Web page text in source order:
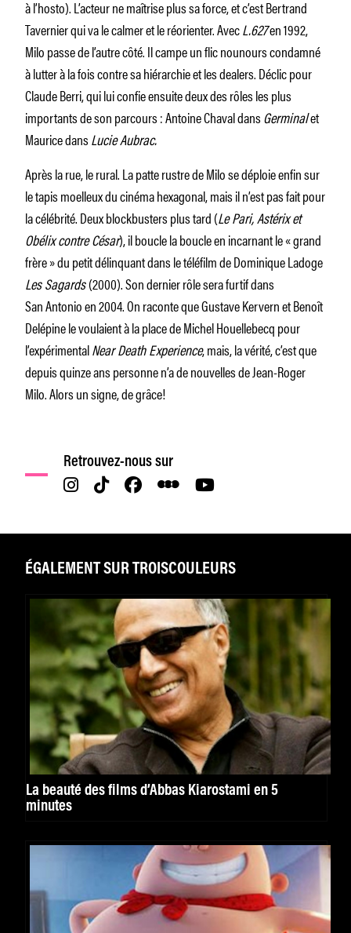
à l’hosto). L’acteur ne maîtrise plus sa force, et c’est Bertrand
Tavernier qui va le calmer et le réorienter. AvecL.627en 1992,
Milo passe de l’autre côté. Il campe un flic nounours condamné
à lutter à la fois contre sa hiérarchie et les dealers. Déclic pour
Claude Berri, qui lui confie ensuite deux des rôles les plus
importants de son parcours : Antoine Chaval dansGerminalet
Maurice dansLucie Aubrac.
Après la rue, le rural. La patte rustre de Milo se déploie enfin sur
le tapis moelleux du cinéma hexagonal, mais il n’est pas fait pour
la célébrité. Deux blockbusters plus tard (Le Pari, Astérix et
Obélix contre César), il boucle la boucle en incarnant le « grand
frère » du petit délinquant dans le téléfilm de Dominique Ladoge
Les Sagards(2000). Son dernier rôle sera furtif dans
San Antonio en 2004. On raconte que Gustave Kervern et Benoît
Delépine le voulaient à la place de Michel Houellebecq pour
l’expérimentalNear Death Experience, mais, la vérité, c’est que
depuis quinze ans personne n’a de nouvelles de Jean-Roger
Milo. Alors un signe, de grâce!
Retrouvez-nous sur
ÉGALEMENT SUR TROISCOULEURS
La beauté des films d’Abbas Kiarostami en 5
minutes